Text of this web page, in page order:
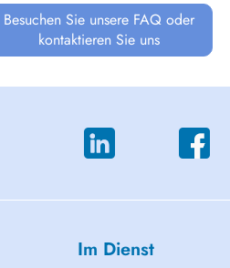
Besuchen Sie unsere FAQ oder
kontaktieren Sie uns
Im Dienst